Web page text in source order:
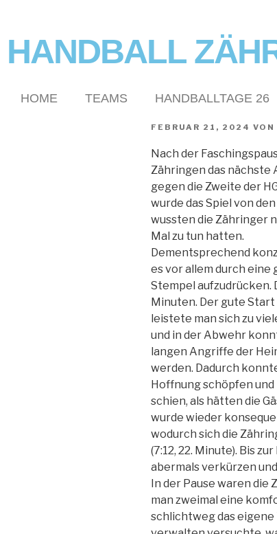
HANDBALL
HOME TEAMS HANDBALLTAGE 26
FEBRUAR 21, 2024 VON
Nach der
Zähringen das nächste
gegen die Zweite der
wurde das Spiel von
wussten die Zähringer
Mal zu tun hatten.
Dementsprechend
es vor allem durch
Stempel aufzudrücken.
Minuten. Der gute
leistete man sich zu
und in der Abwehr
langen Angriffe der
werden. Dadurch
Hoffnung schöpfen und
schien, als hätten die
wurde wieder
wodurch sich die
(7:12, 22. Minute). Bis
abermals verkürzen
In der Pause waren die
man zweimal eine
schlichtweg das eigene